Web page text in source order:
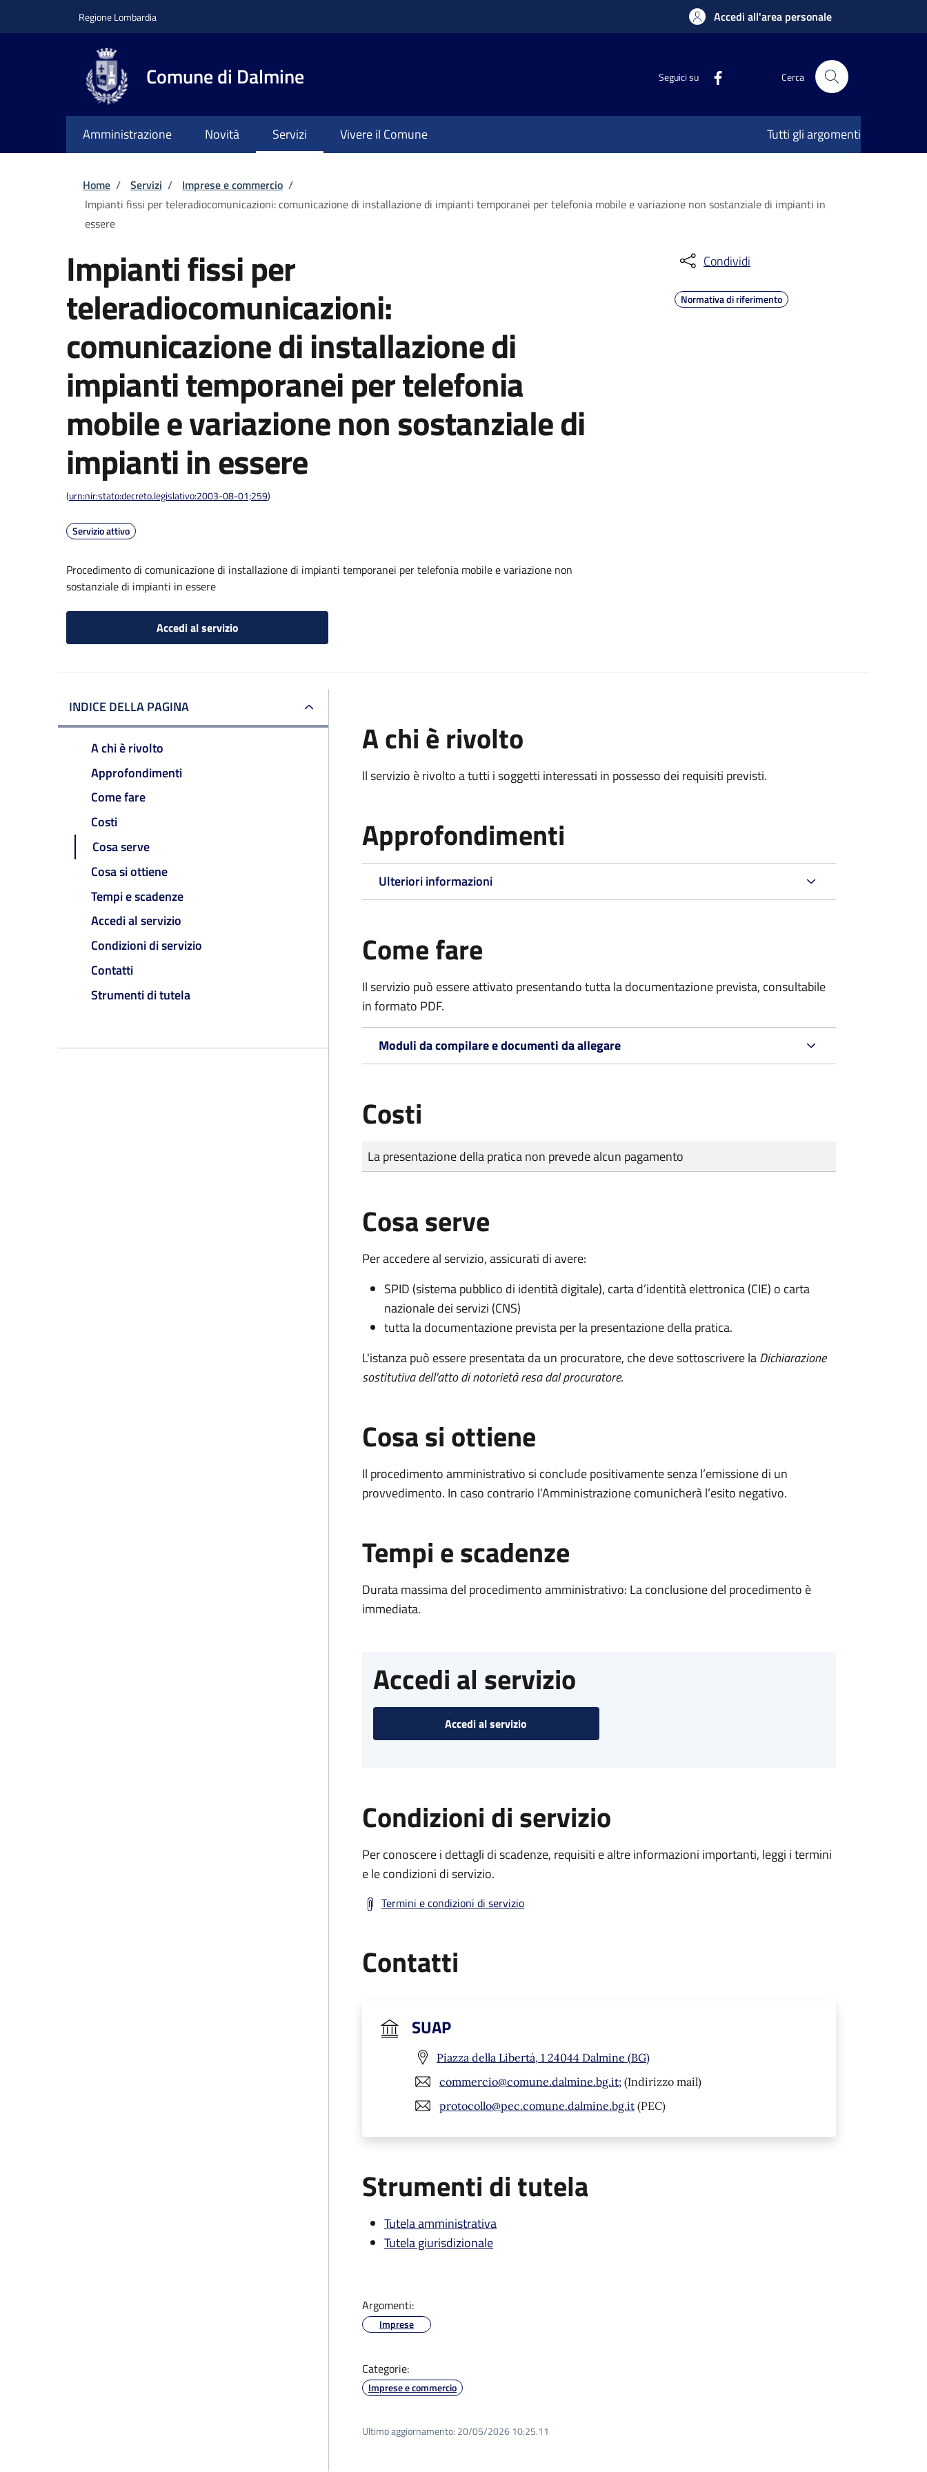
Regione Lombardia Accedi all'area personale
Comune di Dalmine Seguici su Cerca
Amministrazione Novità Servizi Vivere il Comune Tutti gli argomenti
Briciole di pane
Home / Servizi / Imprese e commercio /
Impianti fissi per teleradiocomunicazioni: comunicazione di installazione di impianti temporanei per telefonia mobile e variazione non sostanziale di impianti in
essere
Impianti fissi per
teleradiocomunicazioni:
comunicazione di installazione di
impianti temporanei per telefonia
mobile e variazione non sostanziale di
impianti in essere
(urn:nir:stato:decreto.legislativo:2003-08-01;259)
Servizio attivo
Procedimento di comunicazione di installazione di impianti temporanei per telefonia mobile e variazione non
sostanziale di impianti in essere
Accedi al servizio
Condividi
Normativa di riferimento
INDICE DELLA PAGINA
A chi è rivolto
Approfondimenti
Come fare
Costi
Cosa serve
Cosa si ottiene
Tempi e scadenze
Accedi al servizio
Condizioni di servizio
Contatti
Strumenti di tutela
A chi è rivolto
Il servizio è rivolto a tutti i soggetti interessati in possesso dei requisiti previsti.
Approfondimenti
Ulteriori informazioni
Come fare
Il servizio può essere attivato presentando tutta la documentazione prevista, consultabile
in formato PDF.
Moduli da compilare e documenti da allegare
Costi
Tipo di pagamento
Importo
La presentazione della pratica non prevede alcun pagamento
Cosa serve
Per accedere al servizio, assicurati di avere:
SPID (sistema pubblico di identità digitale), carta d’identità elettronica (CIE) o carta
nazionale dei servizi (CNS)
tutta la documentazione prevista per la presentazione della pratica.
L'istanza può essere presentata da un procuratore, che deve sottoscrivere laDichiarazione
sostitutiva dell'atto di notorietà resa dal procuratore.
Cosa si ottiene
Il procedimento amministrativo si conclude positivamente senza l’emissione di un
provvedimento. In caso contrario l’Amministrazione comunicherà l’esito negativo.
Tempi e scadenze
Durata massima del procedimento amministrativo: La conclusione del procedimento è
immediata.
Accedi al servizio
Accedi al servizio
Condizioni di servizio
Per conoscere i dettagli di scadenze, requisiti e altre informazioni importanti, leggi i termini
e le condizioni di servizio.
Termini e condizioni di servizio
Contatti
SUAP
Piazza della Libertà, 1 24044 Dalmine (BG)
commercio@comune.dalmine.bg.it; (Indirizzo mail)
protocollo@pec.comune.dalmine.bg.it (PEC)
Strumenti di tutela
Tutela amministrativa
Tutela giurisdizionale
Argomenti:
Imprese
Categorie:
Imprese e commercio
Ultimo aggiornamento: 20/05/2026 10:25.11